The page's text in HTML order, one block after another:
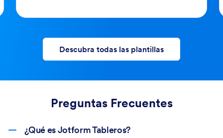
Descubra todas las plantillas
Preguntas Frecuentes
¿Qué es Jotform Tableros?